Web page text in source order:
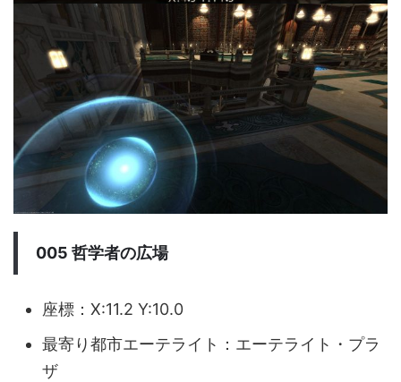
005 哲学者の広場
座標：X:11.2 Y:10.0
最寄り都市エーテライト：エーテライト・プラ
ザ